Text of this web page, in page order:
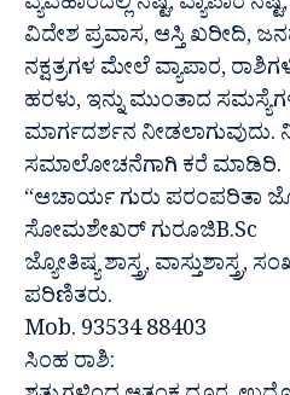
ವಿದೇಶ ಪ್ರವಾಸ, ಆಸ್ತಿ ಖರೀದಿ,
ನಕ್ಷತ್ರಗಳ ಮೇಲೆ ವ್ಯಾಪಾರ,
ಹರಳು, ಇನ್ನು ಮುಂತಾದ
ಮಾರ್ಗದರ್ಶನ
ಸಮಾಲೋಚನೆಗಾಗಿ ಕರೆ ಮಾಡಿರಿ.
“ಆಚಾರ್ಯ ಗುರು ಪರಂಪರಿತಾ
ಸೋಮಶೇಖರ್ ಗುರೂಜಿB.Sc
ಜ್ಯೋತಿಷ್ಯ ಶಾಸ್ತ್ರ, ವಾಸ್ತುಶಾಸ್ತ್ರ,
ಪರಿಣಿತರು.
Mob. 93534 88403
ಸಿಂಹ ರಾಶಿ: